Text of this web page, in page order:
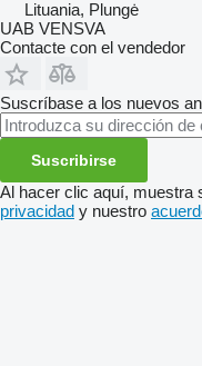
Lituania, Plungė
UAB VENSVA
Contacte con el vendedor
Suscríbase a los nuevos
Suscribirse
Al hacer clic aquí, muestra
privacidad y nuestro